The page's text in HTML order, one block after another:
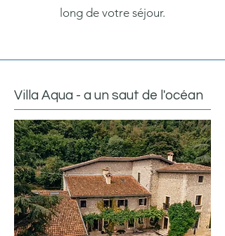
long de votre séjour.
Villa Aqua - a un saut de l'océan